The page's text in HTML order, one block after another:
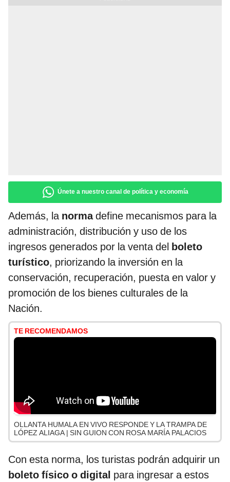
Únete a nuestro canal de política y economía
Además, la normadefine mecanismos para la
administración, distribución y uso de los
ingresos generados por la venta del boleto
turístico, priorizando la inversión en la
conservación, recuperación, puesta en valor y
promoción de los bienes culturales de la
Nación.
TE RECOMENDAMOS
OLLANTA HUMALA EN VIVO RESPONDE Y LA TRAMPA DE
LÓPEZ ALIAGA | SIN GUION CON ROSA MARÍA PALACIOS
Con esta norma, los turistas podrán adquirir un
boleto físico o digital para ingresar a estos